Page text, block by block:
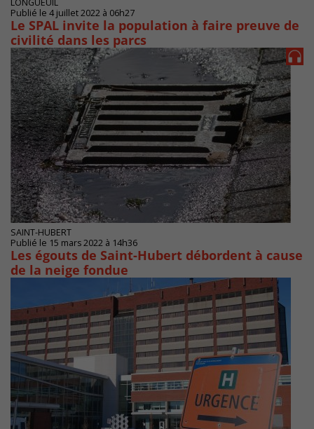
LONGUEUIL
Publié le 4 juillet 2022 à 06h27
Le SPAL invite la population à faire preuve de
civilité dans les parcs
SAINT-HUBERT
Publié le 15 mars 2022 à 14h36
Les égouts de Saint-Hubert débordent à cause
de la neige fondue